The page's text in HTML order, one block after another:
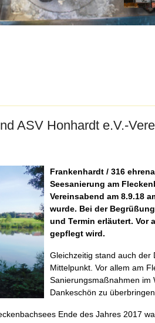
ASV Honhardt e.V.-
Frankenhardt / 316
Seesanierung am
Vereinsabend am 8.9.18
wurde. Bei der
und Termin erläutert. Vor
gepflegt wird.
Gleichzeitig stand auch der
Mittelpunkt. Vor allem am
Sanierungsmaßnahmen im
Dankeschön zu
Ende des Jahres 2017